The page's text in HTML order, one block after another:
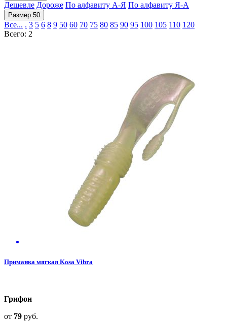
Дешевле Дороже По алфавиту А-Я По алфавиту Я-А
Размер 50
Все... . 3 5 6 8 9 50 60 70 75 80 85 90 95 100 105 110 120
Всего: 2
Приманка мягкая Kosa Vibra
Грифон
от 79 руб.